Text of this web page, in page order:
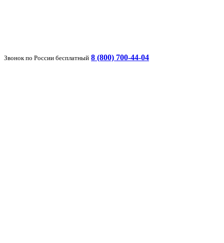
Звонок по России бесплатный 8 (800) 700-44-04